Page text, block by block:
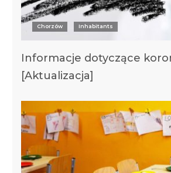
Chorzów Inhabitants
Informacje dotyczące
[Aktualizacja]